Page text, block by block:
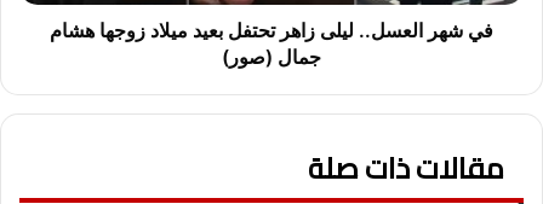
و
في شهر العسل.. ليلى زاهر تحتفل بعيد ميلاد زوجها هشام
جمال (صور)
مقالات ذات صلة